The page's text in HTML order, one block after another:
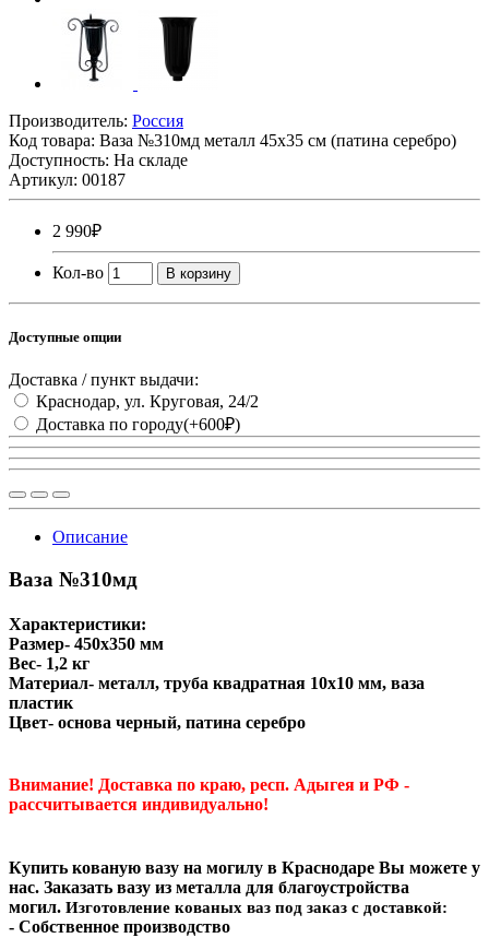
Производитель: Россия
Код товара: Ваза №310мд металл 45х35 см (патина серебро)
Доступность: На складе
Артикул: 00187
2 990₽
Кол-во В корзину
Доступные опции
Доставка / пункт выдачи:
Краснодар, ул. Круговая, 24/2
Доставка по городу(+600₽)
Описание
Ваза №310мд
Характеристики:
Размер- 450х350 мм
Вес- 1,2 кг
Материал- металл, труба квадратная 10х10 мм, ваза
пластик
Цвет- основа черный, патина серебро
Внимание! Доставка по краю, респ. Адыгея и РФ -
рассчитывается индивидуально!
Купить кованую вазу на могилу в Краснодаре Вы можете у
нас. Заказать вазу из металла для благоустройства
могил. Изготовление кованых ваз под заказ с доставкой:
- Собственное производство